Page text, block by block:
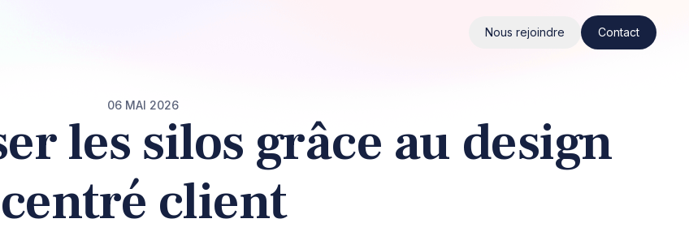
Nous rejoindre Contact
06 MAI 2026
les silos grâce au design
centré client